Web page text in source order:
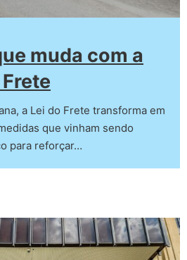
muda com a
a Lei do Frete transforma em
que vinham sendo
para reforçar…